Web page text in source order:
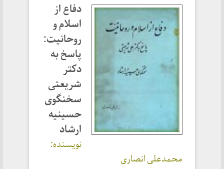
دفاع از
اسلام و
روحانیت:
پاسخ به
دکتر
شریعتی
سخنگوی
حسینیه
ارشاد
نویسنده:
محمدعلی انصاری